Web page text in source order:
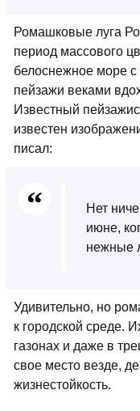
Ромашковые луга
период массового
белоснежное море
пейзажи веками
Известный
известен
писал:
Нет
июне,
нежные
Удивительно, но
к городской среде.
газонах и даже в
свое место везде,
жизнестойкость.